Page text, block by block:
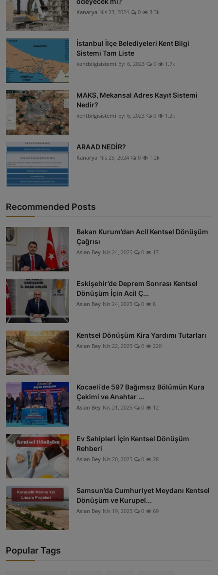
Kanarya Nis 23, 2024 0 3.3k
İstanbul İlçe Belediyeleri Kent Bilgi
Sistemi Tam Liste
kentbilgisistemi Eyl 6, 2023 0 1.7k
MAKS, Mekansal Adres Kayıt Sistemi
Nedir?
kentbilgisistemi Eyl 6, 2023 0 1.2k
ARAAD NEDİR?
Kanarya Nis 25, 2024 0 1.2k
Recommended Posts
Bakan Kurum’dan Acil Kentsel Dönüşüm
Çağrısı
Aslan Bey Nis 24, 2025 0 17
Eskişehir’de Deprem Sonrası Kentsel
Dönüşüm İçin Acil Ç...
Aslan Bey Nis 24, 2025 0 8
Kentsel Dönüşüm Kira Yardımı Tutarları
Aslan Bey Nis 22, 2025 0 220
Kocaeli’de 597 Bağımsız Bölümün Kura
Çekimi ve Anahtar ...
Aslan Bey Nis 21, 2025 0 12
Ev Sahipleri İçin Kentsel Dönüşüm
Rehberi
Aslan Bey Nis 20, 2025 0 28
Samsun’da Cumhuriyet Meydanı Kentsel
Dönüşüm ve Kurupel...
Aslan Bey Nis 19, 2025 0 69
Popular Tags